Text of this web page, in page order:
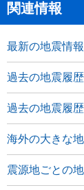
関連情報
最新の地震情報
過去の地震履歴
過去の地震履
海外の大きな
震源地ごとの